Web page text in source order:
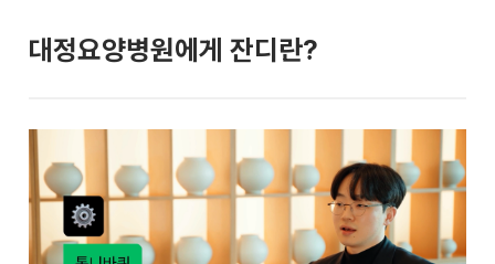
대정요양병원에게 잔디란?